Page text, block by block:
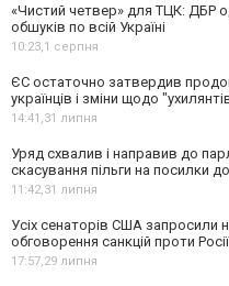
«Чистий четвер» для ТЦК: ДБР
обшуків по всій Україні
10:23,1 серпня
ЄС остаточно затвердив
українців і зміни щодо
14:41,31 липня
Уряд схвалив і направив до
скасування пільги на посилки
11:42,31 липня
Усіх сенаторів США запросили
обговорення санкцій проти
17:57,29 липня